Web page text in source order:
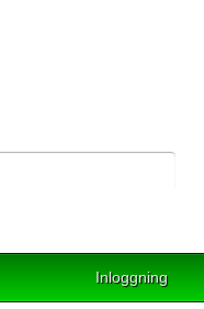
Inloggning